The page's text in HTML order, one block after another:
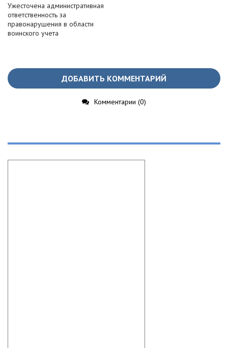
Ужесточена административная
ответственность за
правонарушения в области
воинского учета
ДОБАВИТЬ КОММЕНТАРИЙ
Комментарии (0)